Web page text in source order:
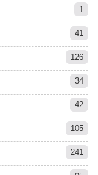
1
41
126
34
42
105
241